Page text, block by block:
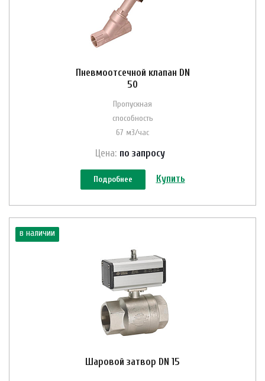
Пневмоотсечной клапан DN
50
Пропускная
способность
67 м3/час
Цена: по запросу
Подробнее Купить
в наличии
Шаровой затвор DN 15